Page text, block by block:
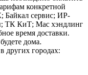
конкретной
сервис; ИР-
ТК КиТ; Мас хэндлинг
время доставки.
дома.
других городах: